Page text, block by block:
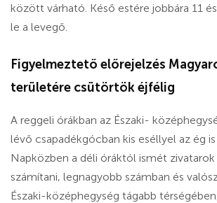
között várható. Késő estére jobbára 11
le a levegő.
Figyelmeztető előrejelzés
területére csütörtök éjfélig
A reggeli órákban az Északi-
lévő csapadékgócban kis eséllyel az ég
Napközben a déli óráktól ismét zivatarok
számítani, legnagyobb számban és
Északi-középhegység tágabb